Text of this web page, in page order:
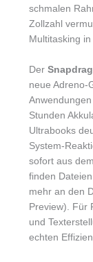
schmalen
Zollzahl
Multitasking
Der
neue Adreno-
Stunden
Ultrabooks
System-
sofort aus
finden
mehr an den
Preview). Für
und
echten